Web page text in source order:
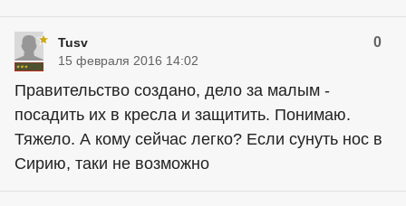
Tusv 0
15 февраля 2016 14:02
Правительство создано, дело за малым -
посадить их в кресла и защитить. Понимаю.
Тяжело. А кому сейчас легко? Если сунуть нос в
Сирию, таки не возможно